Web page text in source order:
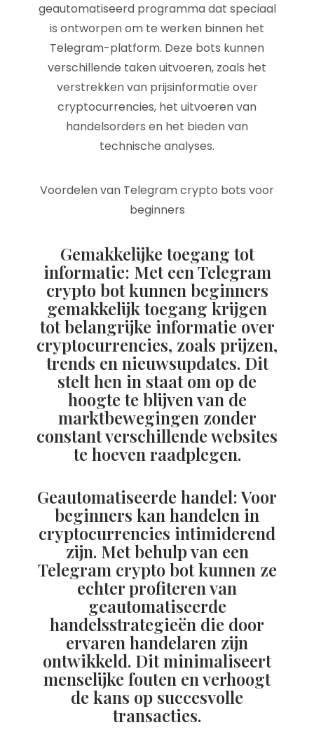
geautomatiseerd programma dat speciaal
is ontworpen om te werken binnen het
Telegram-platform. Deze bots kunnen
verschillende taken uitvoeren, zoals het
verstrekken van prijsinformatie over
cryptocurrencies, het uitvoeren van
handelsorders en het bieden van
technische analyses.
Voordelen van Telegram crypto bots voor
beginners
Gemakkelijke toegang tot
informatie: Met een Telegram
crypto bot kunnen beginners
gemakkelijk toegang krijgen
tot belangrijke informatie over
cryptocurrencies, zoals prijzen,
trends en nieuwsupdates. Dit
stelt hen in staat om op de
hoogte te blijven van de
marktbewegingen zonder
constant verschillende websites
te hoeven raadplegen.
Geautomatiseerde handel: Voor
beginners kan handelen in
cryptocurrencies intimiderend
zijn. Met behulp van een
Telegram crypto bot kunnen ze
echter profiteren van
geautomatiseerde
handelsstrategieën die door
ervaren handelaren zijn
ontwikkeld. Dit minimaliseert
menselijke fouten en verhoogt
de kans op succesvolle
transacties.